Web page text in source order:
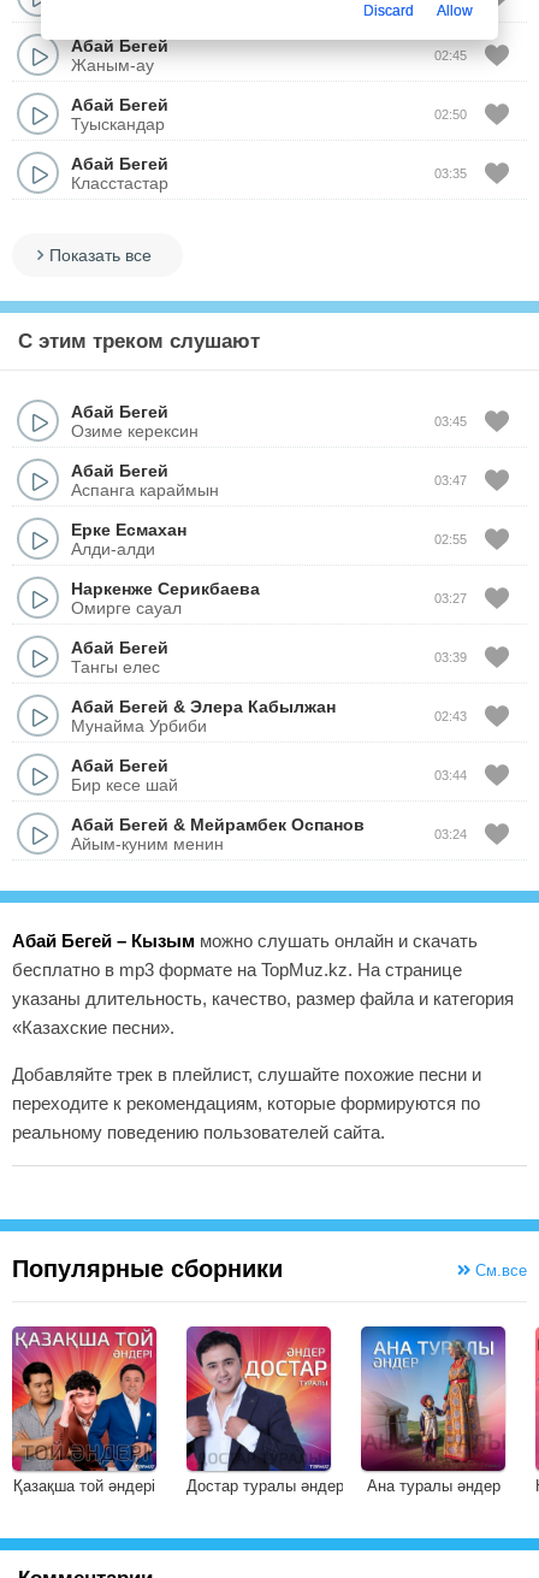
Абай Бегей
Жаным-ау
02:45
Абай Бегей
Туыскандар
02:50
Абай Бегей
Класстастар
03:35
Показать все
С этим треком слушают
Абай Бегей
Озиме керексин
03:45
Абай Бегей
Аспанга караймын
03:47
Ерке Есмахан
Алди-алди
02:55
Наркенже Серикбаева
Омирге сауал
03:27
Абай Бегей
Тангы елес
03:39
Абай Бегей & Элера Кабылжан
Мунайма Урбиби
02:43
Абай Бегей
Бир кесе шай
03:44
Абай Бегей & Мейрамбек Оспанов
Айым-куним менин
03:24
Абай Бегей – Кызым можно слушать онлайн и скачать
бесплатно в mp3 формате на TopMuz.kz. На странице
указаны длительность, качество, размер файла и категория
«Казахские песни».
Добавляйте трек в плейлист, слушайте похожие песни и
переходите к рекомендациям, которые формируются по
реальному поведению пользователей сайта.
Популярные сборники См.все
Қазақша той әндері Достар туралы әндер Ана туралы әндер
Discard Allow